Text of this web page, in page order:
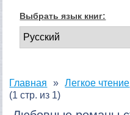
Выбрать язык книг:
Главная Легкое чтение
(1 стр. из 1)